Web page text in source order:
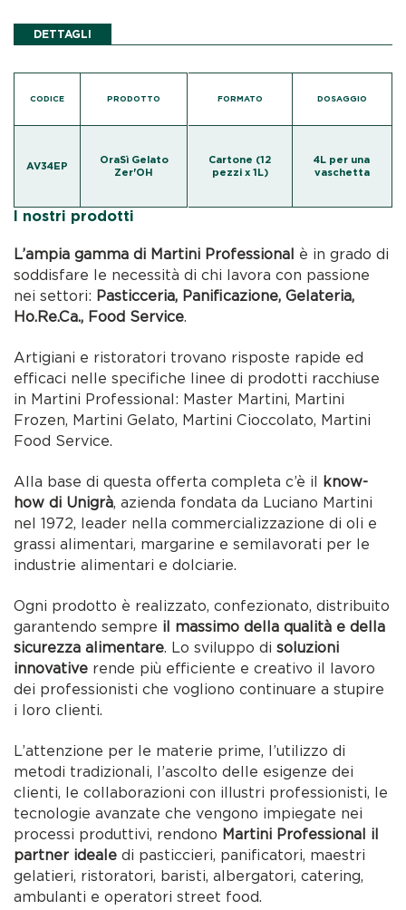
DETTAGLI
CODICE PRODOTTO
AV34EP
OraSì Gelato
Zer'OH
FORMATO DOSAGGIO
Cartone (12
pezzi x 1L)
4L per una
vaschetta
I nostri prodotti
L’ampia gamma di Martini Professional è in grado di
soddisfare le necessità di chi lavora con passione
nei settori: Pasticceria, Panificazione, Gelateria,
Ho.Re.Ca., Food Service.
Artigiani e ristoratori trovano risposte rapide ed
efficaci nelle specifiche linee di prodotti racchiuse
in Martini Professional: Master Martini, Martini
Frozen, Martini Gelato, Martini Cioccolato, Martini
Food Service.
Alla base di questa offerta completa c’è il know-
how di Unigrà, azienda fondata da Luciano Martini
nel 1972, leader nella commercializzazione di oli e
grassi alimentari, margarine e semilavorati per le
industrie alimentari e dolciarie.
Ogni prodotto è realizzato, confezionato, distribuito
garantendo sempre il massimo della qualità e della
sicurezza alimentare. Lo sviluppo disoluzioni
innovative rende più efficiente e creativo il lavoro
dei professionisti che vogliono continuare a stupire
i loro clienti.
L’attenzione per le materie prime, l’utilizzo di
metodi tradizionali, l’ascolto delle esigenze dei
clienti, le collaborazioni con illustri professionisti, le
tecnologie avanzate che vengono impiegate nei
processi produttivi, rendono Martini Professional il
partner ideale di pasticcieri, panificatori, maestri
gelatieri, ristoratori, baristi, albergatori, catering,
ambulanti e operatori street food.